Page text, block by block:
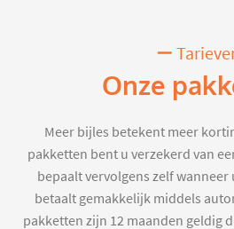
Onze
Meer bijles betekent meer
pakketten bent u verzekerd van
bepaalt vervolgens zelf wanneer
betaalt gemakkelijk middels
pakketten zijn 12 maanden geldig